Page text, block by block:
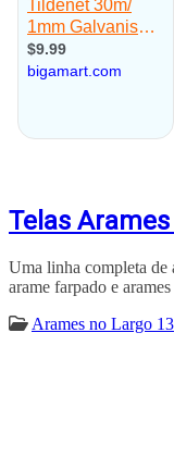
Telas
Uma linha completa de
arame farpado e
Arames no Largo 13